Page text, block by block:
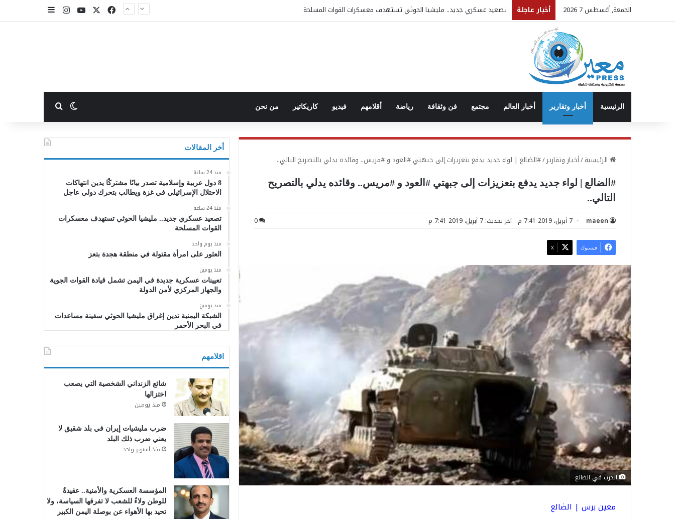
الجمعة, أغسطس 7 2026 أخبار عاجلة تصعيد عسكري جديد.. مليشيا الحوثي تستهدف معسكرات القوات المسلحة فيسبوكيوتيوبانستقرامإضافة عمود
الرئيسية أخبار وتقارير أخبار العالم مجتمع فن وثقافة رياضة أقلامهم فيديو كاريكاتير من نحن الوضع المظلم
بحث عن
الرئيسية/أخبار وتقارير/#الضالع | لواء جديد يدفع بتعزيزات إلى جبهتي #العود و #مريس.. وقائده يدلي بالتصريح التالي..
#الضالع | لواء جديد يدفع بتعزيزات إلى جبهتي #العود و #مريس.. وقائده يدلي بالتصريح
التالي..
maeen 7 أبريل، 2019 7:41 م آخر تحديث: 7 أبريل، 2019 7:41 م 0
فيسبوك X
الحرب في الضالع
معين برس | الضالع
أخر المقالات
منذ 24 ساعة
8 دول عربية وإسلامية تصدر بيانًا مشتركًا يدين انتهاكات
الاحتلال الإسرائيلي في غزة ويطالب بتحرك دولي عاجل
منذ 24 ساعة
تصعيد عسكري جديد.. مليشيا الحوثي تستهدف معسكرات
القوات المسلحة
منذ يوم واحد
العثور على امرأة مقتولة في منطقة هجدة بتعز
منذ يومين
تعيينات عسكرية جديدة في اليمن تشمل قيادة القوات الجوية
والجهاز المركزي لأمن الدولة
منذ يومين
الشبكة اليمنية تدين إغراق مليشيا الحوثي سفينة مساعدات
في البحر الأحمر
اقلامهم
شائع الزنداني الشخصية التي يصعب
اختزالها
منذ يومين
ضرب مليشيات إيران في بلد شقيق لا
يعني ضرب ذلك البلد
منذ أسبوع واحد
المؤسسة العسكرية والأمنية.. عقيدةٌ
للوطن ولاءٌ للشعب لا تفرقها السياسة، ولا
تحيد بها الأهواء عن بوصلة اليمن الكبير